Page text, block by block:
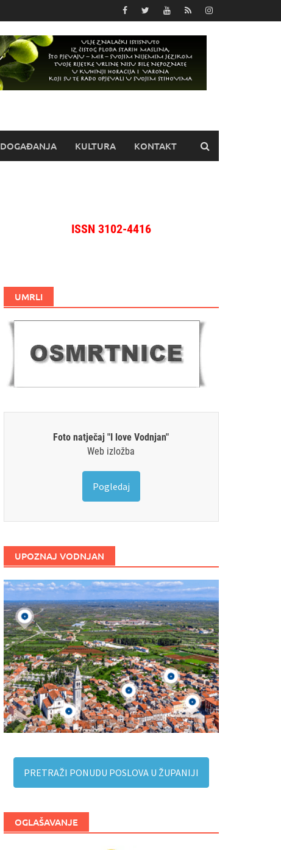
DOGAĐANJA KULTURA KONTAKT
ISSN 3102-4416
UMRLI
Foto natječaj "I love Vodnjan"
Web izložba
Pogledaj
UPOZNAJ VODNJAN
PRETRAŽI PONUDU POSLOVA U ŽUPANIJI
OGLAŠAVANJE